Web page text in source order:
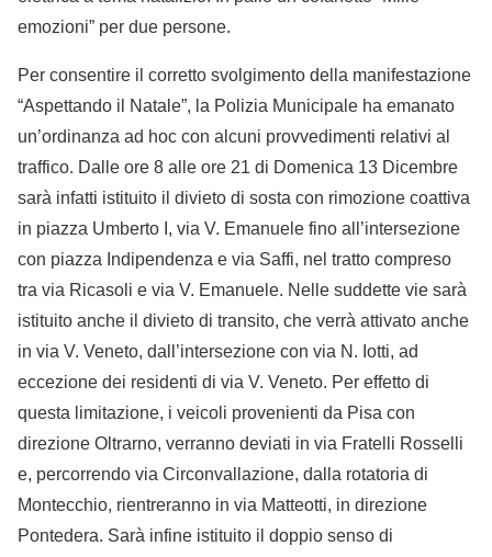
emozioni” per due persone.
Per consentire il corretto svolgimento della manifestazione
“Aspettando il Natale”, la Polizia Municipale ha emanato
un’ordinanza ad hoc con alcuni provvedimenti relativi al
traffico. Dalle ore 8 alle ore 21 di Domenica 13 Dicembre
sarà infatti istituito il divieto di sosta con rimozione coattiva
in piazza Umberto I, via V. Emanuele fino all’intersezione
con piazza Indipendenza e via Saffi, nel tratto compreso
tra via Ricasoli e via V. Emanuele. Nelle suddette vie sarà
istituito anche il divieto di transito, che verrà attivato anche
in via V. Veneto, dall’intersezione con via N. Iotti, ad
eccezione dei residenti di via V. Veneto. Per effetto di
questa limitazione, i veicoli provenienti da Pisa con
direzione Oltrarno, verranno deviati in via Fratelli Rosselli
e, percorrendo via Circonvallazione, dalla rotatoria di
Montecchio, rientreranno in via Matteotti, in direzione
Pontedera. Sarà infine istituito il doppio senso di